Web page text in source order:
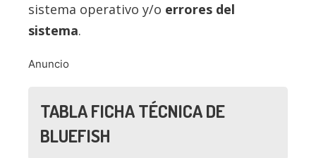
sistema operativo y/o errores del
sistema.
Anuncio
TABLA FICHA TÉCNICA DE
BLUEFISH